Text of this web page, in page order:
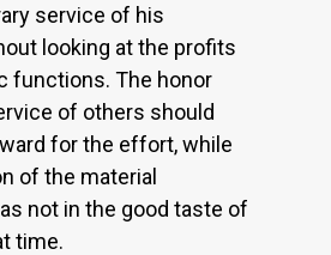
service of his
looking at the profits
functions. The honor
of others should
for the effort, while
of the material
not in the good taste of
time.